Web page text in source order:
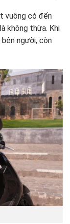
vuông có đến
không thừa. Khi
người, còn